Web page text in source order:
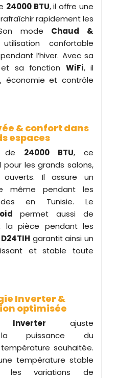
24000 BTU, il offre une
rapidement les
mode Chaud &
confortable
l’hiver. Avec sa
et sa fonction WiFi, il
économie et contrôle
& confort dans
espaces
de 24000 BTU, ce
pour les grands salons,
Il assure un
même pendant les
en Tunisie. Le
permet aussi de
la pièce pendant les
garantit ainsi un
et stable toute
Inverter &
optimisée
Inverter ajuste
la puissance du
souhaitée.
température stable
les variations de